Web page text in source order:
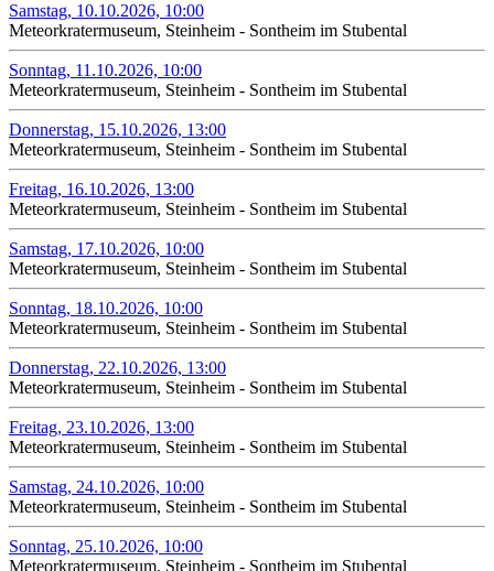
Samstag, 10.10.2026, 10:00
Meteorkratermuseum, Steinheim - Sontheim im Stubental
Sonntag, 11.10.2026, 10:00
Meteorkratermuseum, Steinheim - Sontheim im Stubental
Donnerstag, 15.10.2026, 13:00
Meteorkratermuseum, Steinheim - Sontheim im Stubental
Freitag, 16.10.2026, 13:00
Meteorkratermuseum, Steinheim - Sontheim im Stubental
Samstag, 17.10.2026, 10:00
Meteorkratermuseum, Steinheim - Sontheim im Stubental
Sonntag, 18.10.2026, 10:00
Meteorkratermuseum, Steinheim - Sontheim im Stubental
Donnerstag, 22.10.2026, 13:00
Meteorkratermuseum, Steinheim - Sontheim im Stubental
Freitag, 23.10.2026, 13:00
Meteorkratermuseum, Steinheim - Sontheim im Stubental
Samstag, 24.10.2026, 10:00
Meteorkratermuseum, Steinheim - Sontheim im Stubental
Sonntag, 25.10.2026, 10:00
Meteorkratermuseum, Steinheim - Sontheim im Stubental